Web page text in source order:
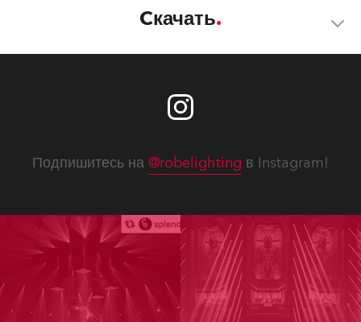
Cкачать
Подпишитесь на @robelighting в Instagram!